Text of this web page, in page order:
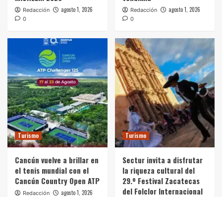
Redacción agosto 1, 2026
0
Redacción agosto 1, 2026
0
Turismo
Cancún vuelve a brillar en
el tenis mundial con el
Cancún Country Open ATP
Redacción agosto 1, 2026
Turismo
Sectur invita a disfrutar
la riqueza cultural del
29.º Festival Zacatecas
del Folclor Internacional